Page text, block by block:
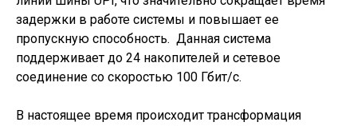
задержки в работе системы и повышает ее
пропускную способность. Данная система
поддерживает до 24 накопителей и сетевое
соединение со скоростью 100 Гбит/с.
В настоящее время происходит трансформация